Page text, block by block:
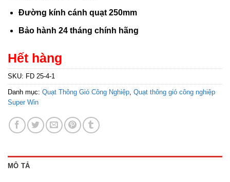
Đường kính cánh quạt 250mm
Bảo hành 24 tháng chính hãng
Hết hàng
SKU: FD 25-4-1
Danh mục: Quạt Thông Gió Công Nghiệp Quạt thông gió công nghiệp
Super Win
MÔ TẢ